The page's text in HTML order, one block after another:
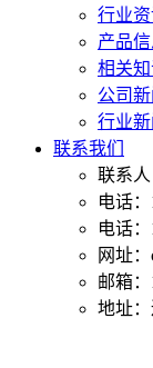
行业
产品
相关
公司新
行业新
联系我们
联系
电话：
电话
网址
邮箱：
地址